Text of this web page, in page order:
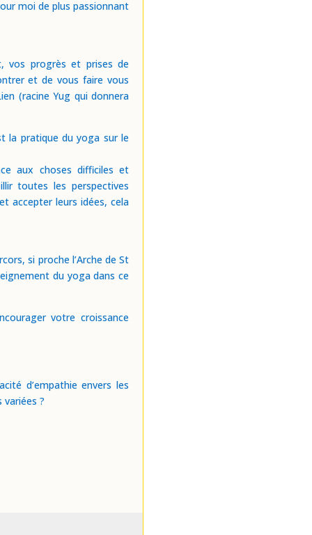
moi de plus passionnant
vos progrès et prises de
et de vous faire vous
(racine Yug qui donnera
la pratique du yoga sur le
aux choses difficiles et
toutes les perspectives
accepter leurs idées, cela
si proche l’Arche de St
du yoga dans ce
votre croissance
d’empathie envers les
?